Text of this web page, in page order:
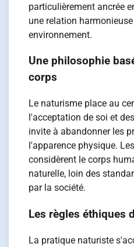
particulièrement ancrée
une relation
environnement.
Une philosophie
corps
Le naturisme place au
l'acceptation de soi et
invite à abandonner les
l'apparence physique.
considèrent le corps
naturelle, loin des
par la société.
Les règles éthiques
La pratique naturiste